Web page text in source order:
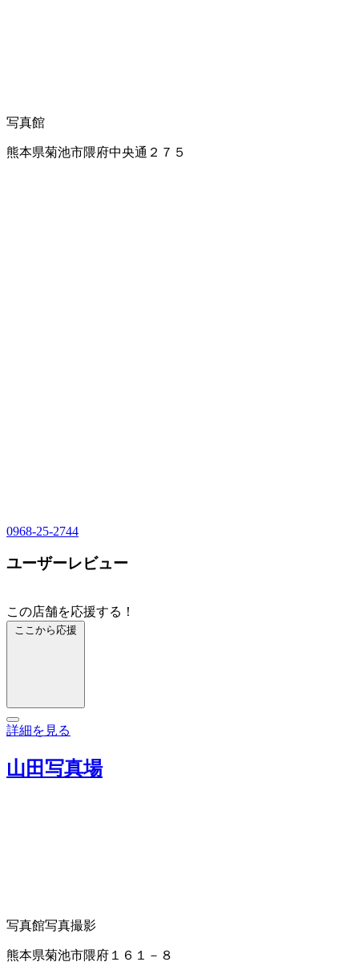
写真館
熊本県菊池市隈府中央通２７５
0968-25-2744
ユーザーレビュー
この店舗を応援する！
ここから応援
詳細を見る
山田写真場
写真館写真撮影
熊本県菊池市隈府１６１－８